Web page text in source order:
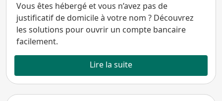
Vous êtes hébergé et vous n’avez pas de
justificatif de domicile à votre nom ? Découvrez
les solutions pour ouvrir un compte bancaire
facilement.
Lire la suite